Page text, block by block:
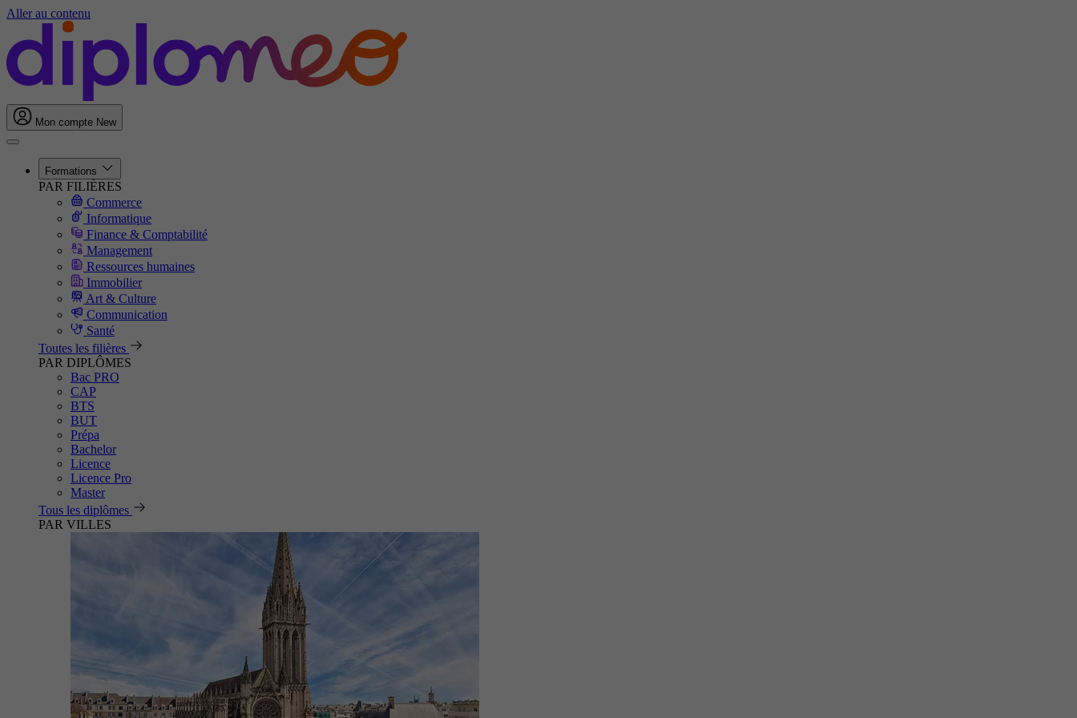
Aller au contenu
Mon compte New
Formations
PAR FILIÈRES
Commerce
Informatique
Finance & Comptabilité
Management
Ressources humaines
Immobilier
Art & Culture
Communication
Santé
Toutes les filières
PAR DIPLÔMES
Bac PRO
CAP
BTS
BUT
Prépa
Bachelor
Licence
Licence Pro
Master
Tous les diplômes
PAR VILLES